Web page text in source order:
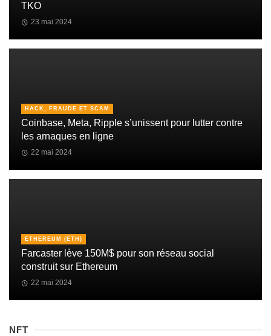
TKO
23 mai 2024
HACK, FRAUDE ET SCAM
Coinbase, Meta, Ripple s’unissent pour lutter contre
les arnaques en ligne
22 mai 2024
ETHEREUM (ETH)
Farcaster lève 150M$ pour son réseau social
construit sur Ethereum
22 mai 2024
NFT